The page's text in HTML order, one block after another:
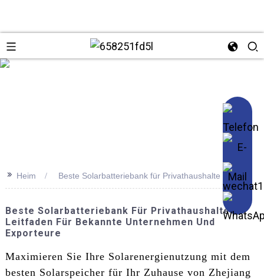
>> Heim Beste Solarbatteriebank für Privathaushalte
Beste Solarbatteriebank Für Privathaushalte:
Leitfaden Für Bekannte Unternehmen Und
Exporteure
Maximieren Sie Ihre Solarenergienutzung mit dem
besten Solarspeicher für Ihr Zuhause von Zhejiang